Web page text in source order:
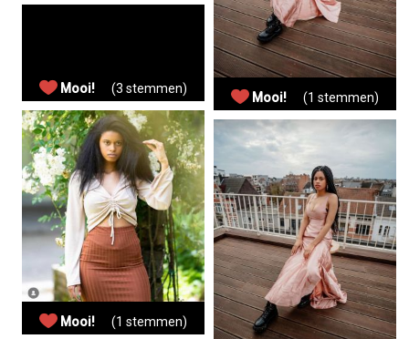
Mooi! (3 stemmen)
Mooi! (1 stemmen)
Mooi! (1 stemmen)